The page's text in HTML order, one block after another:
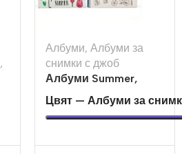
,
Албуми, Албуми за
снимки с джоб
Албуми Summer,
Paris
Цвят — Албуми за